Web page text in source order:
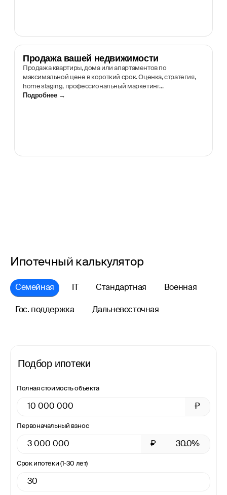
Продажа вашей недвижимости
Продажа квартиры, дома или апартаментов по
максимальной цене в короткий срок. Оценка, стратегия,
home staging, профессиональный маркетинг...
Подробнее →
Ипотечный калькулятор
Семейная Стандартная Военная
Гос. поддержка Дальневосточная
Подбор ипотеки
Полная стоимость объекта
₽
Первоначальный взнос
₽ 30.0%
Срок ипотеки (1-30 лет)